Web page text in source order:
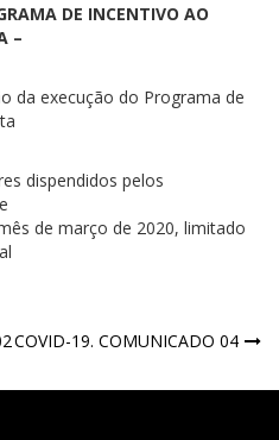
DE INCENTIVO AO
–
da execução do Programa de
dispendidos pelos
de março de 2020, limitado
COVID-19. COMUNICADO 04